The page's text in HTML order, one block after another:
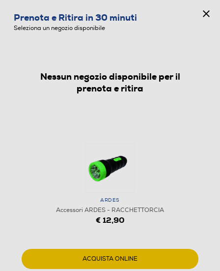
ACCESSORI
1/2
Prenota e Ritira in 30 minuti
Seleziona un negozio disponibile
Nessun negozio disponibile per il
prenota e ritira
ARDES
Accessori ARDES - RACCHETTORCIA
€ 12,90
ACQUISTA ONLINE